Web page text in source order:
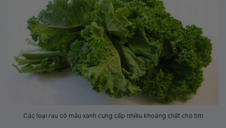
Các loại rau có màu xanh cung cấp nhiều khoáng chất cho tim